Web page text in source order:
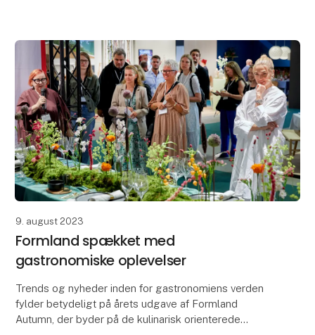
9. august 2023
Formland spækket med
gastronomiske oplevelser
Trends og nyheder inden for gastronomiens verden
fylder betydeligt på årets udgave af Formland
Autumn, der byder på de kulinarisk orienterede